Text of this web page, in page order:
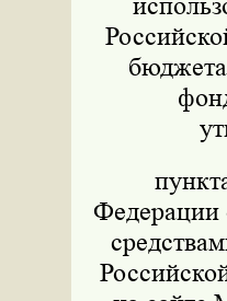
Федерации